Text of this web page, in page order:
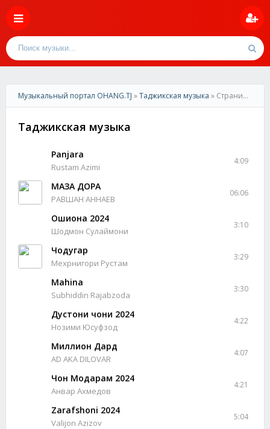
Музыкальный портал OHANG.TJ »Таджикская музыка » Страница 2
Таджикская музыка
Panjara
Rustam Azimi
4:09
МАЗА ДОРА
РАВШАН АННАЕВ
06:06
Ошиқона 2024
Шодмон Сулаймони
3:10
Чодугар
Мехрнигори Рустам
3:29
Mahina
Subhiddin Rajabzoda
3:30
Дустони чони 2024
Нозими Юсуфзод
4:22
Миллион Дард
AD AKA DILOVAR
4:07
Чон Модарам 2024
Анвар Ахмедов
4:21
Zarafshoni 2024
Valijon Azizov
5:04